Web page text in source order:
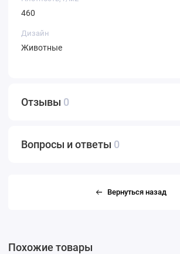
460
Дизайн
Животные
Отзывы 0
Вопросы и ответы 0
Вернуться назад
Похожие товары